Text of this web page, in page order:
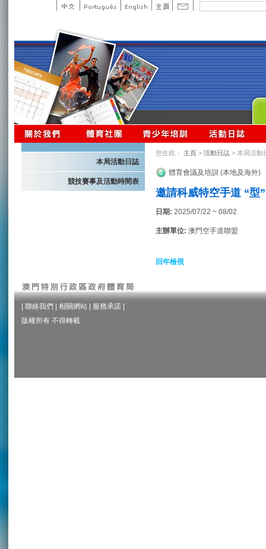
本局活動日誌
競技賽事及活動時間表
您在此： 主頁 > 活動日誌 > 本局活動
體育會議及培訓 (本地及海外)
邀請科威特空手道 “型
日期: 2025/07/22 ~ 08/02
主辦單位: 澳門空手道聯盟
回年檢視
聯絡我們 相關網站 服務承諾
版權所有 不得轉載